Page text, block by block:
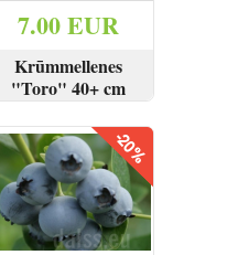
7.00 EUR
Krūmmellenes
"Toro" 40+ cm
SKATĪT PIRKT